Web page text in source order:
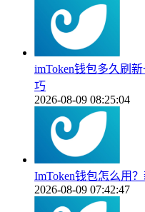
imToken钱包多久刷
巧
2026-08-09 08:25:04
ImToken钱包怎么用
2026-08-09 07:42:47